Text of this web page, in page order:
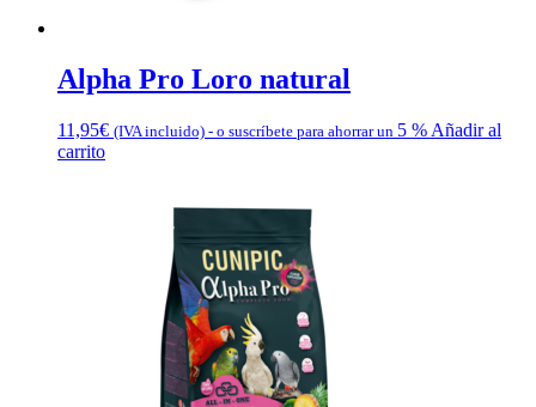
Alpha Pro Loro natural
11,95€ (IVA incluido) - o suscríbete para ahorrar un 5 % Añadir al
carrito